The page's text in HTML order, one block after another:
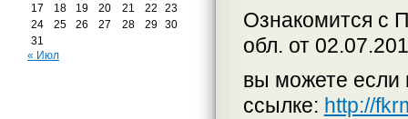
17
18 19 20 21 22
23
24
25 26 27 28 29
30
31
« Июл
Ознакомится с
обл. от
вы можете если
ссылке: http://